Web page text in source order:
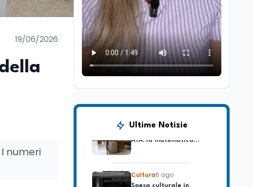
19/06/2026
numeri
Ultime Notizie
Un secolo di Warburg: il
farmaco anti-tumore
che accende la glicolisi
Ricerca6 ago
Il rivelatore che 'vede' i
Scuola6 ago
ATA: la matematica
Cultura6 ago
Spesa culturale in
Lombardia da record,